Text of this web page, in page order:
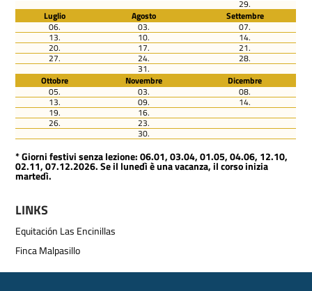
29.
Luglio
Agosto
Settembre
06.
03. 07.
13. 10. 14.
20. 17. 21.
27. 24. 28.
31.
Ottobre
Novembre
Dicembre
05.
03. 08.
13. 09. 14.
19. 16.
26. 23.
30.
* Giorni festivi senza lezione: 06.01, 03.04, 01.05, 04.06, 12.10,
02.11, 07.12.2026. Se il lunedì è una vacanza, il corso inizia
martedì.
LINKS
Equitación Las Encinillas
Finca Malpasillo